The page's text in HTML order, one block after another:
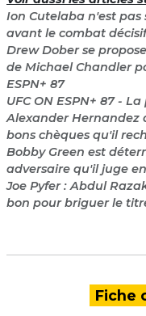
Ion Cutelaba n'est
avant le combat décisif
Drew Dober se
de Michael Chandler
ESPN+ 87
UFC ON ESPN+ 87 -
Alexander Hernandez
bons chèques qu'il
Bobby Green est
adversaire qu'il juge
Joe Pyfer : Abdul
bon pour briguer le
Fiche